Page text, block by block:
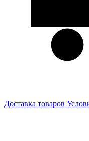
Доставка товаров